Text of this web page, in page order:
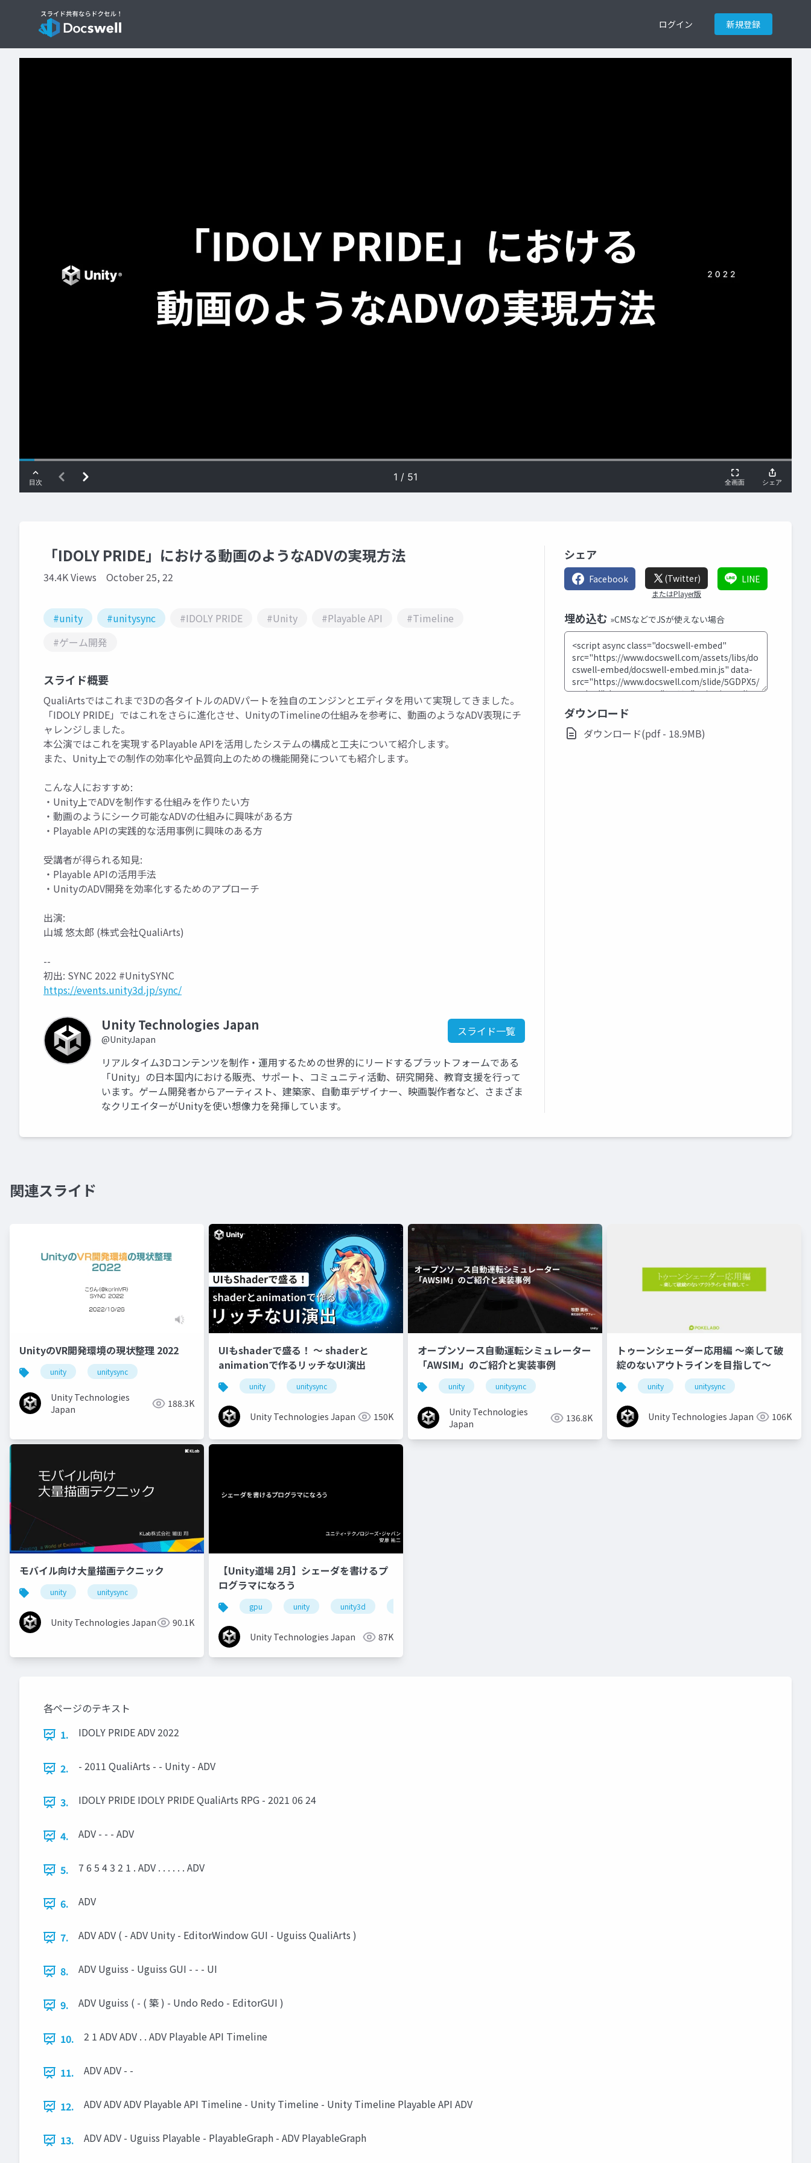
ログイン 新規登録
「IDOLY PRIDE」における動画のようなADVの実現方法
34.4K Views October 25, 22
#unity #unitysync #IDOLY PRIDE #Unity #Playable API
#Timeline
#ゲーム開発
スライド概要
QualiArtsではこれまで3Dの各タイトルのADVパートを独自のエンジンとエディタを用いて実現してきました。
「IDOLY PRIDE」ではこれをさらに進化させ、UnityのTimelineの仕組みを参考に、動画のようなADV表現にチ
ャレンジしました。
本公演ではこれを実現するPlayable APIを活用したシステムの構成と工夫について紹介します。
また、Unity上での制作の効率化や品質向上のための機能開発についても紹介します。
こんな人におすすめ:
・Unity上でADVを制作する仕組みを作りたい方
・動画のようにシーク可能なADVの仕組みに興味がある方
・Playable APIの実践的な活用事例に興味のある方
受講者が得られる知見:
・Playable APIの活用手法
・UnityのADV開発を効率化するためのアプローチ
出演:
山城 悠太郎 (株式会社QualiArts)
--
初出: SYNC 2022 #UnitySYNC
https://events.unity3d.jp/sync/
Unity Technologies Japan
@UnityJapan
スライド一覧
リアルタイム3Dコンテンツを制作・運用するための世界的にリードするプラットフォームである
「Unity」の日本国内における販売、サポート、コミュニティ活動、研究開発、教育支援を行って
います。ゲーム開発者からアーティスト、建築家、自動車デザイナー、映画製作者など、さまざま
なクリエイターがUnityを使い想像力を発揮しています。
シェア
Facebook (Twitter)
またはPlayer版
LINE
埋め込む »CMSなどでJSが使えない場合
ダウンロード
ダウンロード(pdf - 18.9MB)
関連スライド
UnityのVR開発環境の現状整理 2022
unity unitysync
Unity Technologies
Japan
188.3K
UIもshaderで盛る！ 〜 shaderと
animationで作るリッチなUI演出
unity unitysync
Unity Technologies Japan 150K
オープンソース自動運転シミュレーター
「AWSIM」のご紹介と実装事例
unity unitysync
Unity Technologies
Japan
136.8K
トゥーンシェーダー応用編 ～楽して破
綻のないアウトラインを目指して～
unity unitysync
Unity Technologies Japan 106K
モバイル向け大量描画テクニック
unity unitysync
Unity Technologies Japan 90.1K
【Unity道場 2月】シェーダを書けるプ
ログラマになろう
gpu unity unity3d
Unity Technologies Japan 87K
各ページのテキスト
1.
IDOLY PRIDE ADV 2022
2. - 2011 QualiArts - - Unity - ADV
3. IDOLY PRIDE IDOLY PRIDE QualiArts RPG - 2021 06 24
4. ADV - - - ADV
5. 7 6 5 4 3 2 1 . ADV . . . . . . ADV
6. ADV
7. ADV ADV ( - ADV Unity - EditorWindow GUI - Uguiss QualiArts )
8. ADV Uguiss - Uguiss GUI - - - UI
9. ADV Uguiss ( - ( 築 ) - Undo Redo - EditorGUI )
10. 2 1 ADV ADV . . ADV Playable API Timeline
11. ADV ADV - -
12. ADV ADV ADV Playable API Timeline - Unity Timeline - Unity Timeline Playable API ADV
13. ADV ADV - Uguiss Playable - PlayableGraph - ADV PlayableGraph